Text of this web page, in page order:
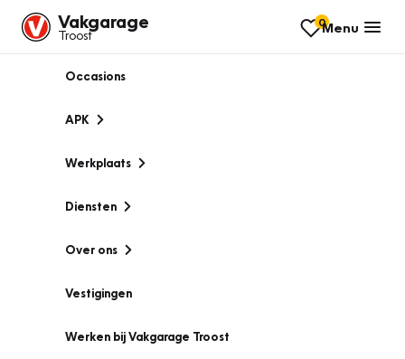
Vakgarage
Troost
0Menu
Occasions
APK
Werkplaats
Diensten
Over ons
Vestigingen
Werken bij Vakgarage Troost